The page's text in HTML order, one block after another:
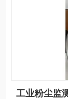
工业粉尘监